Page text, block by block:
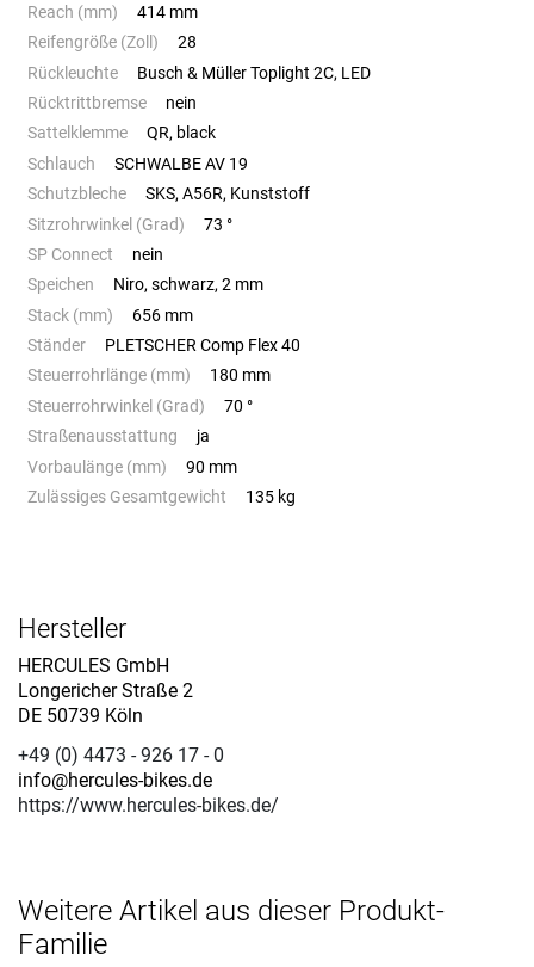
Reach (mm)
414 mm
Reifengröße (Zoll)
28
Rückleuchte
Busch & Müller Toplight 2C, LED
Rücktrittbremse
nein
Sattelklemme
QR, black
Schlauch
SCHWALBE AV 19
Schutzbleche
SKS, A56R, Kunststoff
Sitzrohrwinkel (Grad)
73 °
SP Connect
nein
Speichen
Niro, schwarz, 2 mm
Stack (mm)
656 mm
Ständer
PLETSCHER Comp Flex 40
Steuerrohrlänge (mm)
180 mm
Steuerrohrwinkel (Grad)
70 °
Straßenausstattung
ja
Vorbaulänge (mm)
90 mm
Zulässiges Gesamtgewicht
135 kg
Hersteller
HERCULES GmbH
Longericher Straße 2
DE 50739 Köln
+49 (0) 4473 - 926 17 - 0
info@hercules-bikes.de
https://www.hercules-bikes.de/
Weitere Artikel aus dieser Produkt-
Familie